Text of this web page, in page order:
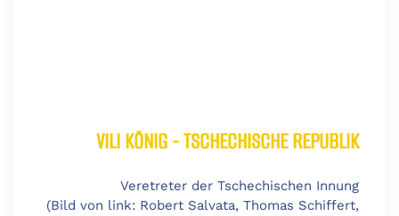
VILI KÖNIG - TSCHECHISCHE REPUBLIK
Veretreter der Tschechischen Innung
(Bild von link: Robert Salvata, Thomas Schiffert,